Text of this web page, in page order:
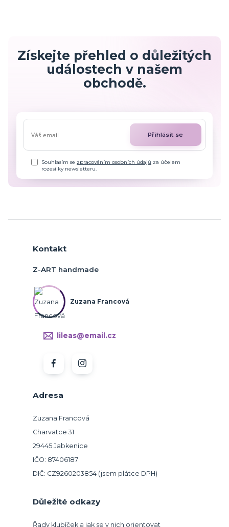
Získejte přehled o důležitých
událostech v našem
obchodě.
Přihlásit se
Souhlasím se zpracováním osobních údajů za účelem
rozesílky newsletteru.
Adresa
Zuzana Francová
Charvatce 31
29445 Jabkenice
IČO: 87406187
DIČ: CZ9260203854 (jsem plátce DPH)
Důležité odkazy
Řady klubíček a jak se v nich orientovat
Kontakt
Z-ART handmade
Zuzana Francová
lileas@email.cz